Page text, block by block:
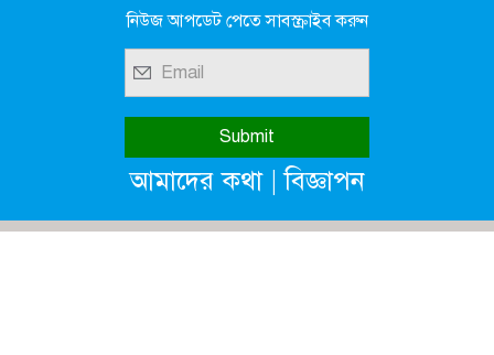
নিউজ আপডেট পেতে সাবস্ক্রাইব করুন
আমাদের কথা|বিজ্ঞাপন